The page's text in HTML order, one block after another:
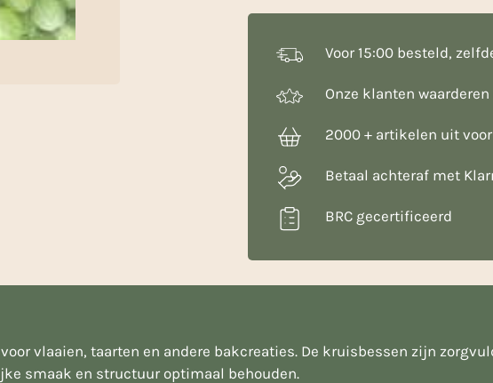
Voor 15:00 besteld,
Onze klanten waarderen
2000 + artikelen uit
Betaal achteraf met
BRC gecertificeerd
vlaaien, taarten en andere bakcreaties. De kruisbessen zijn
smaak en structuur optimaal behouden.